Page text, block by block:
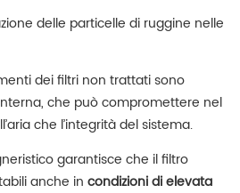
delle particelle di ruggine nelle
dei filtri non trattati sono
che può compromettere nel
che l’integrità del sistema.
garantisce che il filtro
anche in condizioni di elevata